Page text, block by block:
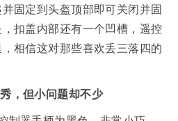
固定到头盔顶部即可关闭并固
扣盖内部还有一个凹槽，遥控
相信这对那些喜欢丢三落四的
，但小问题却不少